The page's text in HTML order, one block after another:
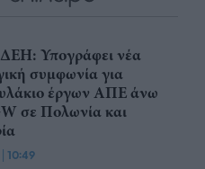
Υπογράφει νέα
συμφωνία για
έργων ΑΠΕ άνω
σε Πολωνία και
| 10:49